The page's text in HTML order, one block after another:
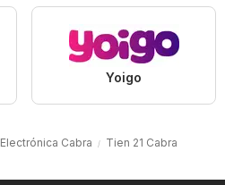
Yoigo
Electrónica Cabra Tien 21 Cabra